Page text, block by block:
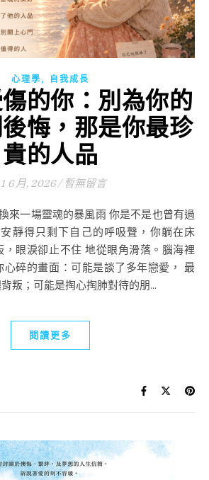
心理學, 自我成長
的你：別為你的
悔，那是你最珍
貴的人品
6 月, 2026 / 暫無留言
靜得只剩下自己的呼吸聲，你躺在床
，眼淚卻止不住 地從眼角滑落。腦海裡
心碎的畫面：可能是談了多年戀愛， 最
叛；可能是掏心掏肺對待的朋...
閱讀更多